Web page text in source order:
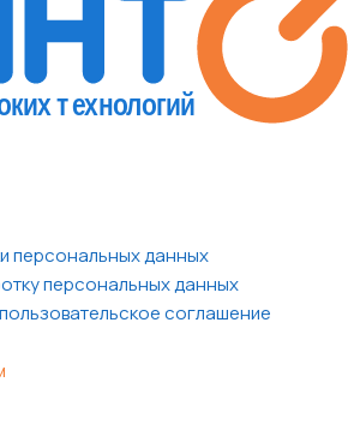
персональных данных
персональных данных
соглашение